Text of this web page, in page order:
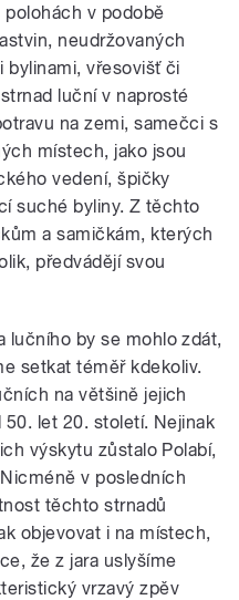
v podobě
neudržovaných
bylinami, vřesovišť či
luční v naprosté
na zemi, samečci s
místech, jako jsou
vedení, špičky
suché byliny. Z těchto
a samičkám, kterých
předvádějí svou
lučního by se mohlo zdát,
setkat téměř kdekoliv.
na většině jejich
let 20. století. Nejinak
výskytu zůstalo Polabí,
v posledních
těchto strnadů
objevovat i na místech,
že z jara uslyšíme
vrzavý zpěv